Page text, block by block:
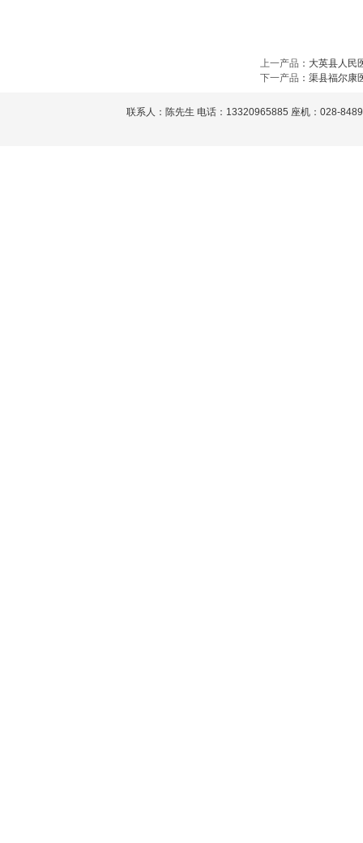
上一产品 ： 大英县人民
下一产品 ： 渠县福尔康
联系人：陈先生 电话：13320965885 座机：028-